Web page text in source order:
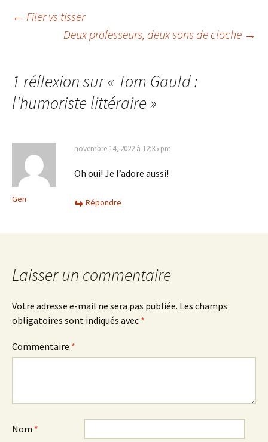
Navigation
des
articles
← Filer vs tisser
Deux professeurs, deux sons de cloche →
1 réflexion sur « Tom Gauld :
l’humoriste littéraire»
Gen
novembre 14, 2022 à 12:35 pm
Oh oui! Je l’adore aussi!
Répondre
Laisser un commentaire
Votre adresse e-mail ne sera pas publiée. Les champs
obligatoires sont indiqués avec *
Commentaire *
Nom *